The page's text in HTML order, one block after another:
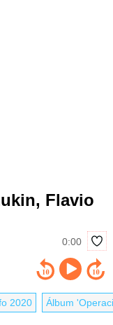
Flavio
0:00
2020 Álbum